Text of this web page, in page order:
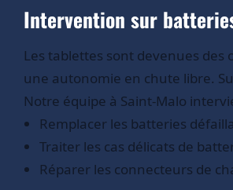
Intervention sur
Les tablettes sont devenues
une autonomie en chute libre.
Notre équipe à Saint-Malo
Remplacer les batteries
Traiter les cas délicats de
Réparer les connecteurs de